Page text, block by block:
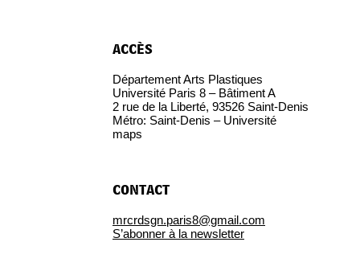
accès
Département Arts Plastiques
Université Paris 8 – Bâtiment A
2 rue de la Liberté, 93526 Saint-Denis
Métro: Saint-Denis – Université
maps
contact
mrcrdsgn.paris8@gmail.com
S’abonner à la newsletter